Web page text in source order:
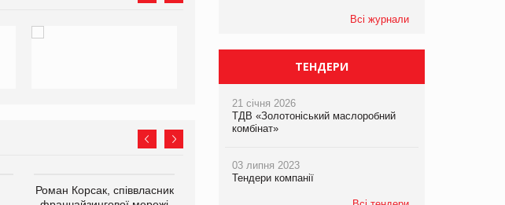
Роман Корсак, співвласник
Всі журнали
ТЕНДЕРИ
21 січня 2026
ТДВ «Золотоніський маслоробний
комбінат»
03 липня 2023
Тендери компанії